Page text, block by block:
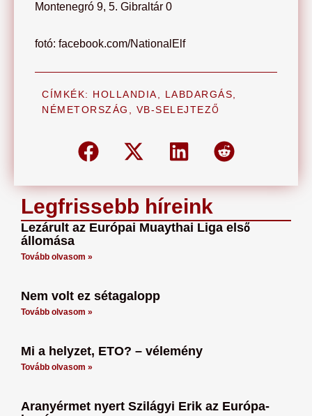
Legfrissebb híreink
Lezárult az Európai Muaythai Liga első
állomása
Tovább olvasom »
Nem volt ez sétagalopp
Tovább olvasom »
Mi a helyzet, ETO? – vélemény
Tovább olvasom »
Aranyérmet nyert Szilágyi Erik az Európa-
Montenegró 9, 5. Gibraltár 0
fotó: facebook.com/NationalElf
CÍMKÉK: HOLLANDIA LABDARGÁS
NÉMETORSZÁG
VB-SELEJTEZŐ